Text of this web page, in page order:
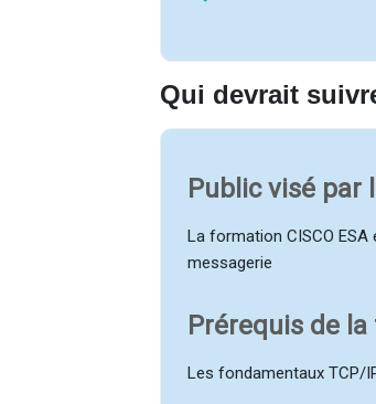
Qui devrait
Public visé par
La formation CISCO
messagerie
Prérequis de la
Les fondamentaux TCP/